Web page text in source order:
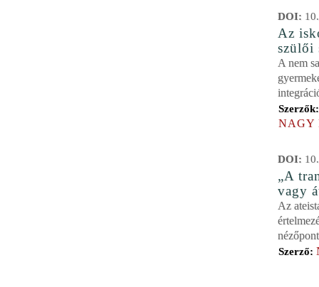
DOI:
Az
szülői
A nem
NAGY
DOI:
„A
vagy
Az
Szerző: